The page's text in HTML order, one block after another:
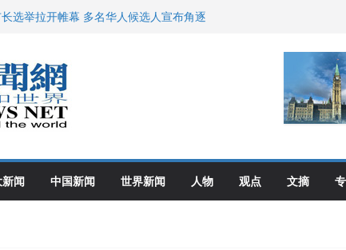
选举拉开帷幕 多名华人候选人宣布角逐
青少年儿童绘画比赛颁奖典礼多伦多举行
多伦多骄傲大游行 与市民分享竞选理念
闻 中国新闻 世界新闻 人物 观点 文摘